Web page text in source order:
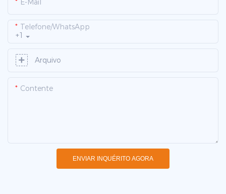
E-Mail
+1
Telefone/WhatsApp
Arquivo
Contente
ENVIAR INQUÉRITO AGORA